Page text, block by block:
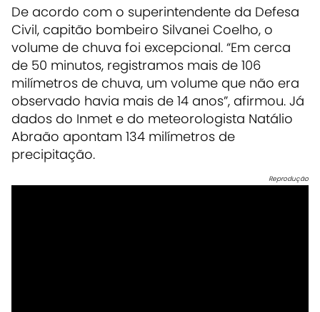
De acordo com o superintendente da Defesa
Civil, capitão bombeiro Silvanei Coelho, o
volume de chuva foi excepcional. “Em cerca
de 50 minutos, registramos mais de 106
milímetros de chuva, um volume que não era
observado havia mais de 14 anos”, afirmou. Já
dados do Inmet e do meteorologista Natálio
Abraão apontam 134 milímetros de
precipitação.
Reprodução